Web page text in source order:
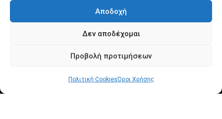
Αποδοχή
Δεν αποδέχομαι
Προβολή προτιμήσεων
Πολιτική CookiesΌροι Χρήσης
Πολιτική Cookies (ΕΕ)
© 2025 pansypo.gr